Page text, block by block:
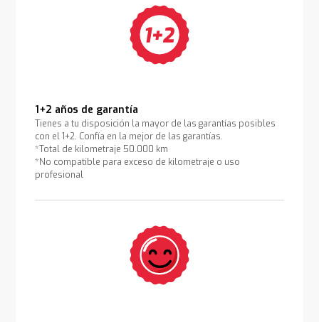
1+2 años de garantía
Tienes a tu disposición la mayor de las garantías posibles
con el 1+2. Confía en la mejor de las garantías.
*Total de kilometraje 50.000 km
*No compatible para exceso de kilometraje o uso
profesional